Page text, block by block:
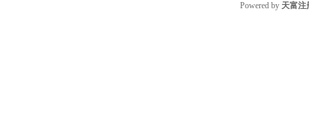
Powered by 天富注